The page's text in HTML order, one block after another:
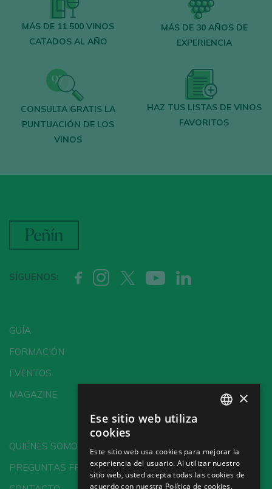
contenido
Descubre gratis
los más de 12.000 vinos
Encuentra los mejores
restaurantes
donde se mima el vino.
Recibe cada semana la
newslettercon
nuestro vino de la semana, el bar de moda
MÁS DE 11.500 VINOS
CATADOS AL AÑO
MÁS DE 30 AÑOS DE
EXPERIENCIA
CONSULTA GRATIS LA
PUNTUACIÓN DE LOS
VINOS
HAZ TUS LISTAS DE VINOS
FAVORITOS
SÍGUENOS:
GUÍA
FORMACIÓN
EVENTOS
MAGAZINE
QUIÉNES SOMOS
PREGUNTAS FRECUENTES
GERMAN
CH
×
Ese sitio web utiliza
cookies
Este sitio web usa cookies para mejorar la
experiencia del usuario. Al utilizar nuestro
sitio web, usted acepta todas las cookies de
acuerdo con nuestra Política de cookies.